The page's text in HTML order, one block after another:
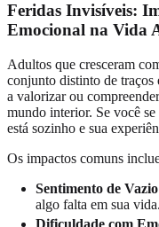
Feridas Invisíveis:
Emocional na Vida
Adultos que cresceram
conjunto distinto de traços
a valorizar ou
mundo interior. Se você se
está sozinho e sua
Os impactos comuns
Sentimento de
algo falta em sua vida.
Dificuldade com